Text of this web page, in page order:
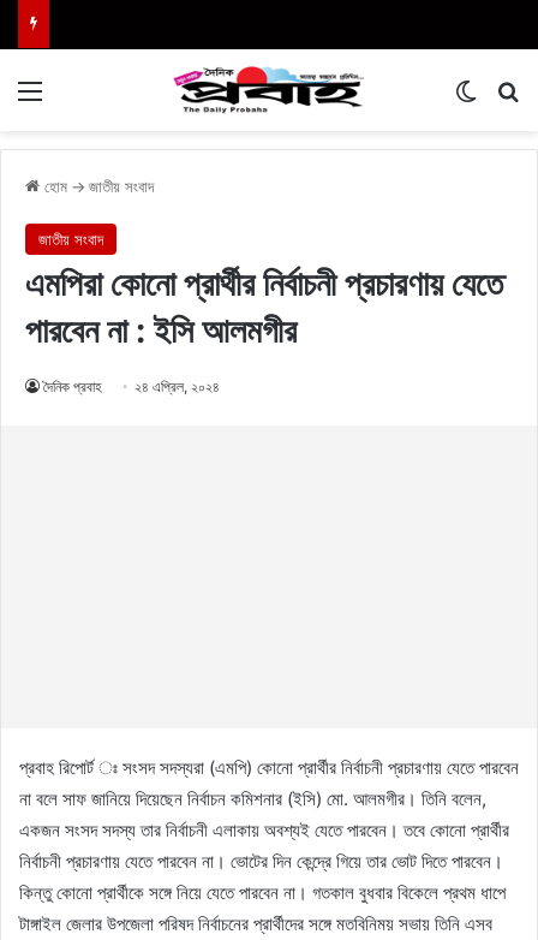
হোম → জাতীয় সংবাদ
জাতীয় সংবাদ
এমপিরা কোনো প্রার্থীর নির্বাচনী প্রচারণায় যেতে
পারবেন না : ইসি আলমগীর
দৈনিক প্রবাহ ২৪ এপ্রিল, ২০২৪
প্রবাহ রিপোর্ট ঃ সংসদ সদস্যরা (এমপি) কোনো প্রার্থীর নির্বাচনী প্রচারণায় যেতে পারবেন
না বলে সাফ জানিয়ে দিয়েছেন নির্বাচন কমিশনার (ইসি) মো. আলমগীর। তিনি বলেন,
একজন সংসদ সদস্য তার নির্বাচনী এলাকায় অবশ্যই যেতে পারবেন। তবে কোনো প্রার্থীর
নির্বাচনী প্রচারণায় যেতে পারবেন না। ভোটের দিন কেন্দ্রে গিয়ে তার ভোট দিতে পারবেন।
কিন্তু কোনো প্রার্থীকে সঙ্গে নিয়ে যেতে পারবেন না। গতকাল বুধবার বিকেলে প্রথম ধাপে
টাঙ্গাইল জেলার উপজেলা পরিষদ নির্বাচনের প্রার্থীদের সঙ্গে মতবিনিময় সভায় তিনি এসব